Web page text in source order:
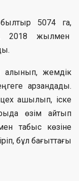
5074 га,
2018 жылмен
алынып, жемдік
арзандады.
ашылып, іске
өзім айтып
табыс көзіне
бұл бағыттағы